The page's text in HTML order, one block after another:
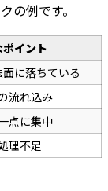
の例です。
イント
に落ちている
流れ込み
点に集中
理不足